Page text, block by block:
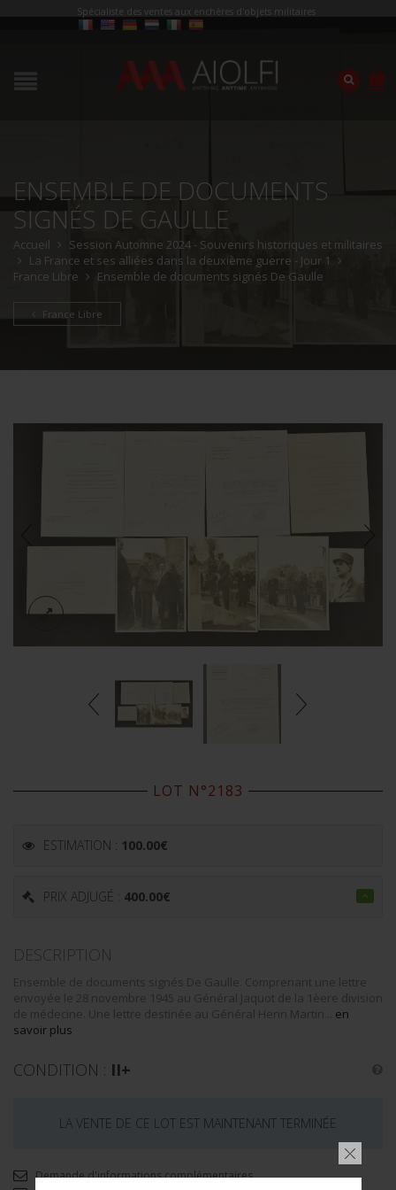
Spécialiste des ventes aux enchères d'objets militaires
ENSEMBLE DE DOCUMENTS
SIGNÉS DE GAULLE
Accueil
Session Automne 2024 - Souvenirs historiques et militaires
La France et ses alliées dans la deuxième guerre - Jour 1
France Libre
Ensemble de documents signés De Gaulle
France Libre
LOT N°2183
ESTIMATION : 100.00€
PRIX ADJUGÉ : 400.00€
DESCRIPTION
Ensemble de documents signés De Gaulle. Comprenant une lettre
envoyée le 28 novembre 1945 au Général Jaquot de la 1èere division
de médecine. Une lettre destinée au Général Henri Martin... en
savoir plus
CONDITION : II+
LA VENTE DE CE LOT EST MAINTENANT TERMINÉE
Demande d'informations complémentaires